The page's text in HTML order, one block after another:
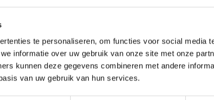
te personaliseren, om functies voor social media
informatie over uw gebruik van onze site met onze
kunnen deze gegevens combineren met andere
van uw gebruik van hun services.
€1.070,00